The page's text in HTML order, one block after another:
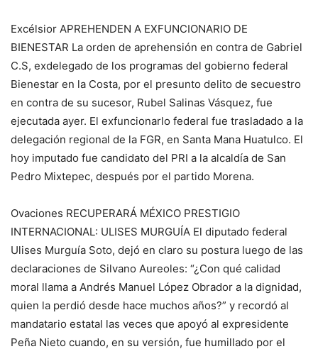
Excélsior APREHENDEN A EXFUNCIONARIO DE
BIENESTAR La orden de aprehensión en contra de Gabriel
C.S, exdelegado de los programas del gobierno federal
Bienestar en la Costa, por el presunto delito de secuestro
en contra de su sucesor, Rubel Salinas Vásquez, fue
ejecutada ayer. El exfuncionarlo federal fue trasladado a la
delegación regional de la FGR, en Santa Mana Huatulco. El
hoy imputado fue candidato del PRI a la alcaldía de San
Pedro Mixtepec, después por el partido Morena.
Ovaciones RECUPERARÁ MÉXICO PRESTIGIO
INTERNACIONAL: ULISES MURGUÍA El diputado federal
Ulises Murguía Soto, dejó en claro su postura luego de las
declaraciones de Silvano Aureoles: “¿Con qué calidad
moral llama a Andrés Manuel López Obrador a la dignidad,
quien la perdió desde hace muchos años?” y recordó al
mandatario estatal las veces que apoyó al expresidente
Peña Nieto cuando, en su versión, fue humillado por el